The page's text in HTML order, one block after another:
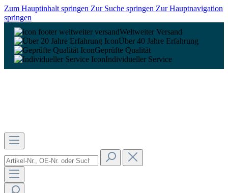
Zum Hauptinhalt springen Zur Suche springen Zur Hauptnavigation
springen
Weltweiter Versand
Über 40 Jahre Erfahrung
Geprüfte Qualität
Individueller Service